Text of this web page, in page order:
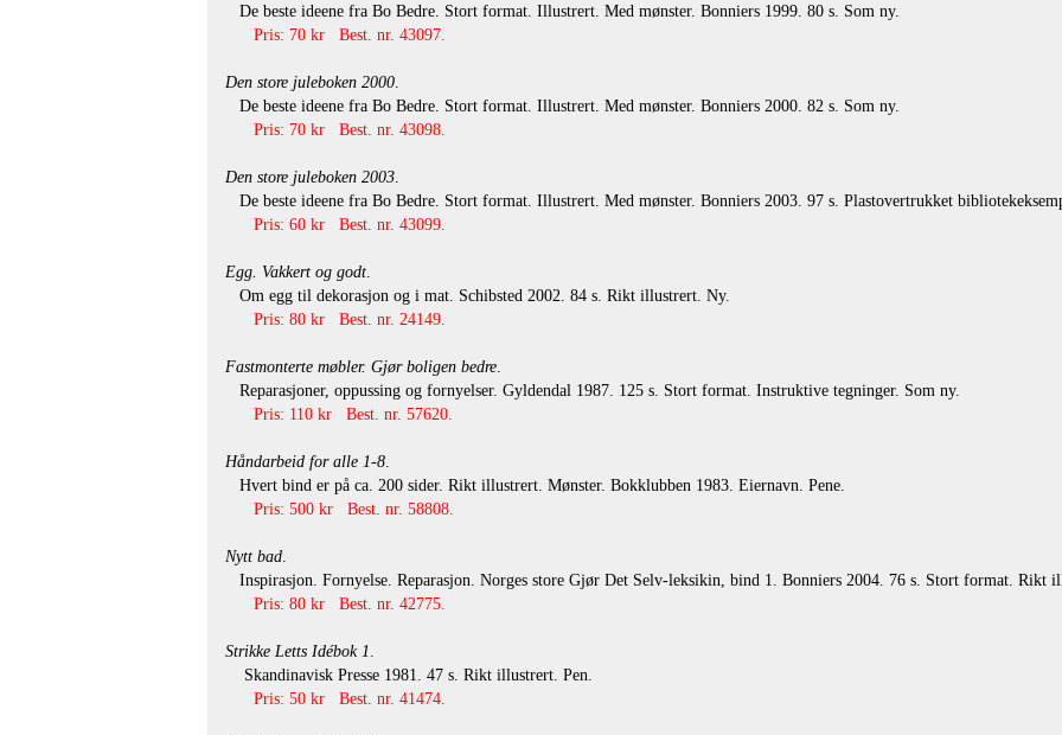
De beste ideene fra Bo Bedre. Stort format. Illustrert. Med mønster. Bonniers 1999. 80 s. Som ny.
Pris: 70 kr Best. nr. 43097.
Den store juleboken 2000.
De beste ideene fra Bo Bedre. Stort format. Illustrert. Med mønster. Bonniers 2000. 82 s. Som ny.
Pris: 70 kr Best. nr. 43098.
Den store juleboken 2003.
De beste ideene fra Bo Bedre. Stort format. Illustrert. Med mønster. Bonniers 2003. 97 s. Plastovertrukket
Pris: 60 kr Best. nr. 43099.
Egg. Vakkert og godt.
Om egg til dekorasjon og i mat. Schibsted 2002. 84 s. Rikt illustrert. Ny.
Pris: 80 kr Best. nr. 24149.
Fastmonterte møbler. Gjør boligen bedre.
Reparasjoner, oppussing og fornyelser. Gyldendal 1987. 125 s. Stort format. Instruktive tegninger. Som ny.
Pris: 110 kr Best. nr. 57620.
Håndarbeid for alle 1-8.
Hvert bind er på ca. 200 sider. Rikt illustrert. Mønster. Bokklubben 1983. Eiernavn. Pene.
Pris: 500 kr Best. nr. 58808.
Nytt bad.
Inspirasjon. Fornyelse. Reparasjon. Norges store Gjør Det Selv-leksikin, bind 1. Bonniers 2004. 76 s. Stort format. Rikt
Pris: 80 kr Best. nr. 42775.
Strikke Letts Idébok 1
Skandinavisk Presse 1981. 47 s. Rikt illustrert. Pen.
Pris: 50 kr Best. nr. 41474.